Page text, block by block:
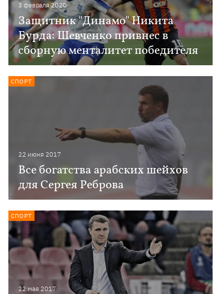
3 февраля 2020
Защитник "Динамо" Никита
Бурда: Шевченко привнес в
сборную менталитет победителя
22 июня 2017
Все богатства арабских шейхов
для Сергея Реброва
СПОРТ
22 мая 2017
СПОРТ